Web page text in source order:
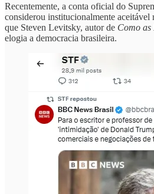
Recentemente, a conta oficial do
considerou institucionalmente aceitável
que Steven Levitsky, autor de Como
elogia a democracia brasileira.